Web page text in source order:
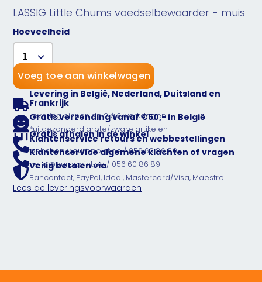
LASSIG Little Chums voedselbewaarder - muis
Hoeveelheid
Voeg toe aan winkelwagen
Levering in België, Nederland, Duitsland en
Frankrijk
Levering binnen de 2 à 3 werkdagen
Gratis verzending vanaf €50,- in België
*uitgezonderd grote/zware artikelen
Gratis afhalen in de winkel
Klantenservice retours en webbestellingen
webshop@europoint.be / 056 60 86 89
Klantenservice algemene klachten of vragen
hello@europoint.be / 056 60 86 89
Veilig betalen via
Bancontact, PayPal, Ideal, Mastercard/Visa, Maestro
Lees de leveringsvoorwaarden